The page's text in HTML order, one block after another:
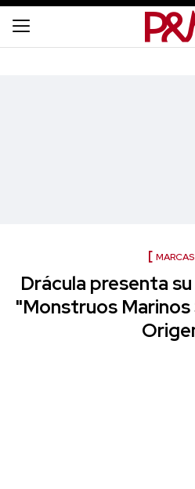
MARCAS
Drácula presenta
"Monstruos